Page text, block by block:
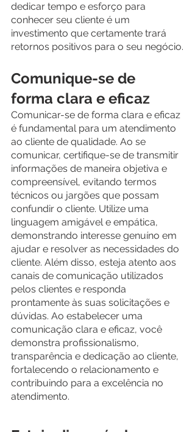
dedicar tempo e esforço para
conhecer seu cliente é um
investimento que certamente trará
retornos positivos para o seu negócio.
Comunique-se de
forma clara e eficaz
Comunicar-se de forma clara e eficaz
é fundamental para um atendimento
ao cliente de qualidade. Ao se
comunicar, certifique-se de transmitir
informações de maneira objetiva e
compreensível, evitando termos
técnicos ou jargões que possam
confundir o cliente. Utilize uma
linguagem amigável e empática,
demonstrando interesse genuíno em
ajudar e resolver as necessidades do
cliente. Além disso, esteja atento aos
canais de comunicação utilizados
pelos clientes e responda
prontamente às suas solicitações e
dúvidas. Ao estabelecer uma
comunicação clara e eficaz, você
demonstra profissionalismo,
transparência e dedicação ao cliente,
fortalecendo o relacionamento e
contribuindo para a excelência no
atendimento.